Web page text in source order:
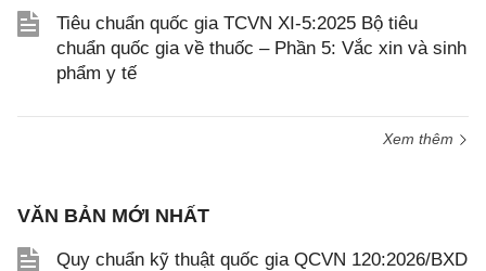
Tiêu chuẩn quốc gia TCVN XI-5:2025 Bộ tiêu
chuẩn quốc gia về thuốc – Phần 5: Vắc xin và sinh
phẩm y tế
Xem thêm
VĂN BẢN MỚI NHẤT
Quy chuẩn kỹ thuật quốc gia QCVN 120:2026/BXD